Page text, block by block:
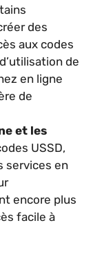
des
aux codes
de
en ligne
de
et les
USSD,
services en
encore plus
facile à